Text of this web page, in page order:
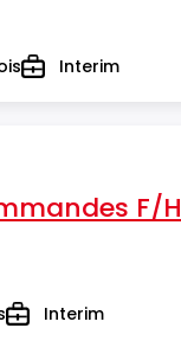
TypeInterim
F/H
TypeInterim